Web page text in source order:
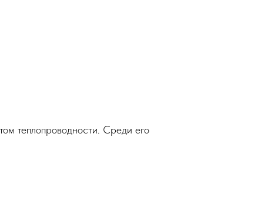
теплопроводности. Среди его